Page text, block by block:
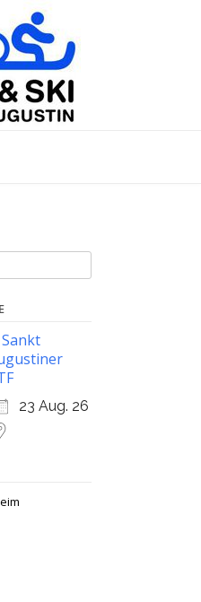
Sankt
23 Aug. 26